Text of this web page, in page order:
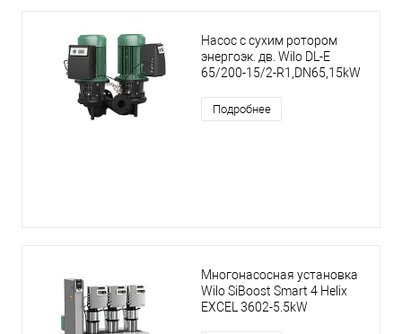
Насос с сухим ротором
энергоэк. дв. Wilo DL-E
65/200-15/2-R1,DN65,15kW
Подробнее
Многонасосная установка
Wilo SiBoost Smart 4 Helix
EXCEL 3602-5.5kW